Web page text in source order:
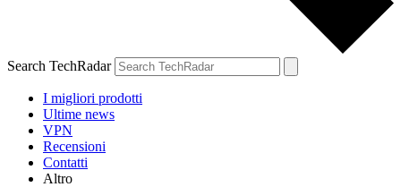
Search TechRadar
I migliori prodotti
Ultime news
VPN
Recensioni
Contatti
Altro